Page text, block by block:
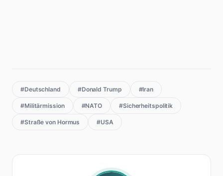
#Deutschland #Donald Trump #Iran
#Militärmission #NATO #Sicherheitspolitik
#Straße von Hormus #USA